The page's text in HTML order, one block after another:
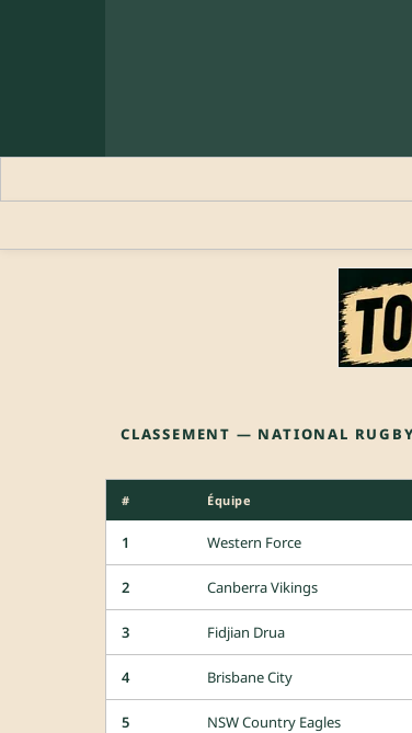
CLASSEMENT — NATIONAL
# Équipe
1 Western Force
2 Canberra Vikings
3 Fidjian Drua
4 Brisbane City
5 NSW Country Eagles